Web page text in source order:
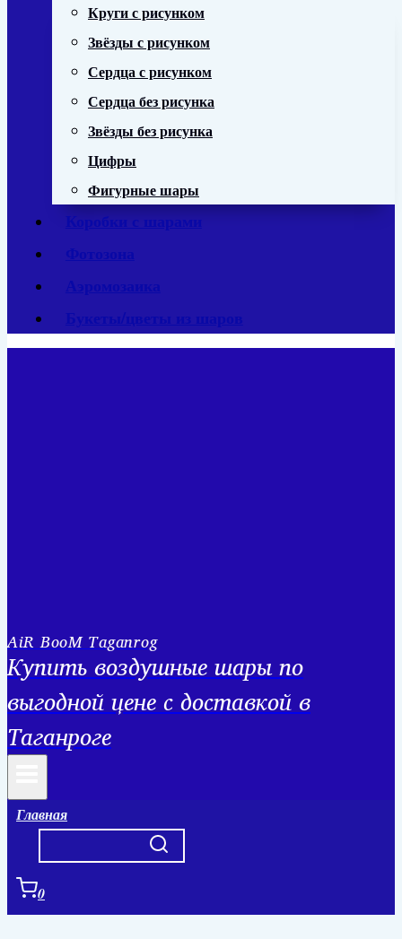
Круги с рисунком
Звёзды с рисунком
Сердца с рисунком
Сердца без рисунка
Звёзды без рисунка
Цифры
Фигурные шары
Коробки с шарами
Фотозона
Аэромозаика
Букеты/цветы из шаров
AiR BooM Taganrog
Купить воздушные шары по
выгодной цене с доставкой в
Таганроге
Главная
0